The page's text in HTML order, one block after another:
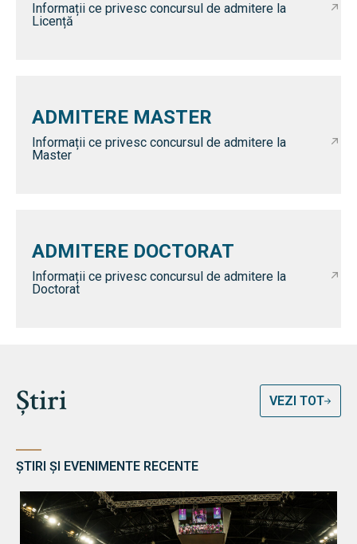
Informații ce privesc concursul de admitere la
Licență
ADMITERE MASTER
Informații ce privesc concursul de admitere la
Master
ADMITERE DOCTORAT
Informații ce privesc concursul de admitere la
Doctorat
Știri VEZI TOT
ȘTIRI ȘI EVENIMENTE RECENTE